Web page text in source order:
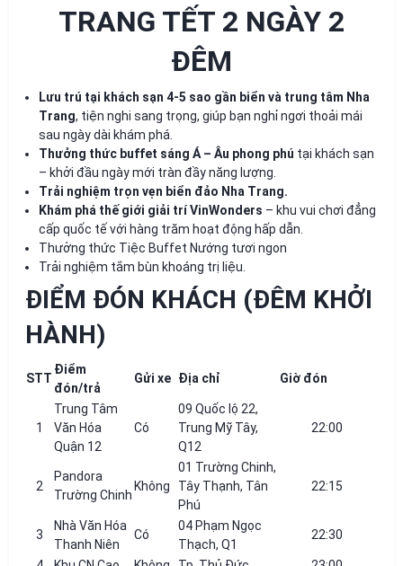
TRANG TẾT 2 NGÀY 2
ĐÊM
Lưu trú tại khách sạn 4-5 sao gần biển và trung tâm Nha
Trang, tiện nghi sang trọng, giúp bạn nghỉ ngơi thoải mái
sau ngày dài khám phá.
Thưởng thức buffet sáng Á – Âu phong phú tại khách sạn
– khởi đầu ngày mới tràn đầy năng lượng.
Trải nghiệm trọn vẹn biển đảo Nha Trang.
Khám phá thế giới giải trí VinWonders – khu vui chơi đẳng
cấp quốc tế với hàng trăm hoạt động hấp dẫn.
Thưởng thức Tiệc Buffet Nướng tươi ngon
Trải nghiệm tắm bùn khoáng trị liệu.
ĐIỂM ĐÓN KHÁCH (ĐÊM KHỞI
HÀNH)
STT
Điểm
đón/trả
Gửi xe Địa chỉ Giờ đón
1
Trung Tâm
Văn Hóa
Quận 12
Có
09 Quốc lộ 22,
Trung Mỹ Tây,
Q12
22:00
2
Pandora
Trường Chinh
Không
01 Trường Chinh,
Tây Thạnh, Tân
Phú
22:15
3
Nhà Văn Hóa
Thanh Niên
Có
04 Phạm Ngọc
Thạch, Q1
22:30